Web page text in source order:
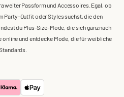
weiter Passform und Accessoires. Egal, ob
Party-Outfit oder Styles suchst, die den
du Plus-Size-Mode, die sich ganz nach
und entdecke Mode, die für weibliche